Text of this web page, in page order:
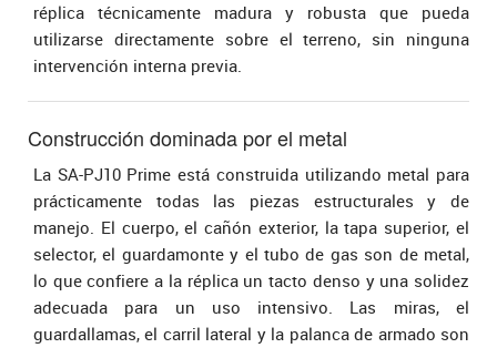
réplica técnicamente madura y robusta que pueda
utilizarse directamente sobre el terreno, sin ninguna
intervención interna previa.
Construcción dominada por el metal
La SA-PJ10 Prime está construida utilizando metal para
prácticamente todas las piezas estructurales y de
manejo. El cuerpo, el cañón exterior, la tapa superior, el
selector, el guardamonte y el tubo de gas son de metal,
lo que confiere a la réplica un tacto denso y una solidez
adecuada para un uso intensivo. Las miras, el
guardallamas, el carril lateral y la palanca de armado son